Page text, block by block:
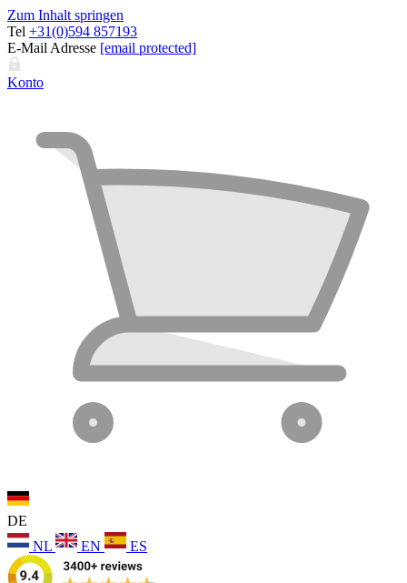
Zum Inhalt springen
Tel +31(0)594 857193
E-Mail Adresse [email protected]
Konto
DE
NL
EN ES